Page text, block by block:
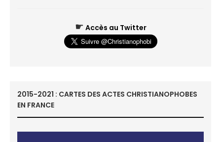
☛ Accès au Twitter
2015-2021 : CARTES DES ACTES CHRISTIANOPHOBES
EN FRANCE